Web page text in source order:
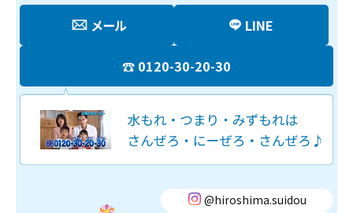
0120-30-20-30
メール LINE
@hiroshima.suidou